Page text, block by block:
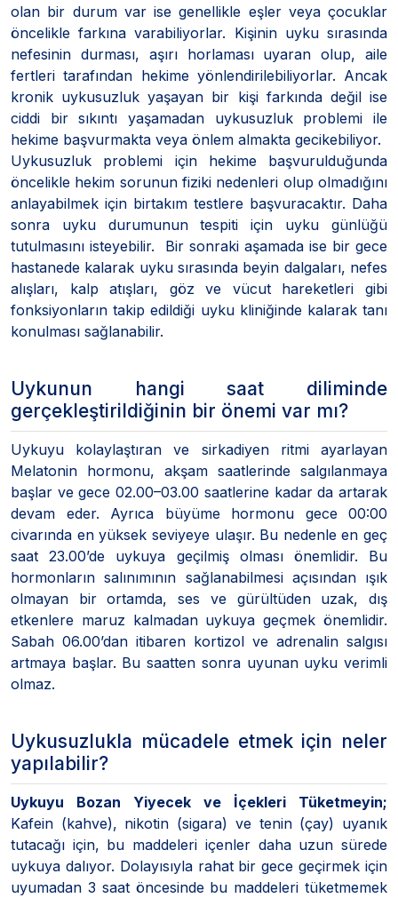
olan bir durum var ise genellikle eşler veya çocuklar
öncelikle farkına varabiliyorlar. Kişinin uyku sırasında
nefesinin durması, aşırı horlaması uyaran olup, aile
fertleri tarafından hekime yönlendirilebiliyorlar. Ancak
kronik uykusuzluk yaşayan bir kişi farkında değil ise
ciddi bir sıkıntı yaşamadan uykusuzluk problemi ile
hekime başvurmakta veya önlem almakta gecikebiliyor.
Uykusuzluk problemi için hekime başvurulduğunda
öncelikle hekim sorunun fiziki nedenleri olup olmadığını
anlayabilmek için birtakım testlere başvuracaktır. Daha
sonra uyku durumunun tespiti için uyku günlüğü
tutulmasını isteyebilir. Bir sonraki aşamada ise bir gece
hastanede kalarak uyku sırasında beyin dalgaları, nefes
alışları, kalp atışları, göz ve vücut hareketleri gibi
fonksiyonların takip edildiği uyku kliniğinde kalarak tanı
konulması sağlanabilir.
Uykunun hangi saat diliminde
gerçekleştirildiğinin bir önemi var mı?
Uykuyu kolaylaştıran ve sirkadiyen ritmi ayarlayan
Melatonin hormonu, akşam saatlerinde salgılanmaya
başlar ve gece 02.00–03.00 saatlerine kadar da artarak
devam eder. Ayrıca büyüme hormonu gece 00:00
civarında en yüksek seviyeye ulaşır. Bu nedenle en geç
saat 23.00’de uykuya geçilmiş olması önemlidir. Bu
hormonların salınımının sağlanabilmesi açısından ışık
olmayan bir ortamda, ses ve gürültüden uzak, dış
etkenlere maruz kalmadan uykuya geçmek önemlidir.
Sabah 06.00’dan itibaren kortizol ve adrenalin salgısı
artmaya başlar. Bu saatten sonra uyunan uyku verimli
olmaz.
Uykusuzlukla mücadele etmek için neler
yapılabilir?
Uykuyu Bozan Yiyecek ve İçekleri Tüketmeyin;
Kafein (kahve), nikotin (sigara) ve tenin (çay) uyanık
tutacağı için, bu maddeleri içenler daha uzun sürede
uykuya dalıyor. Dolayısıyla rahat bir gece geçirmek için
uyumadan 3 saat öncesinde bu maddeleri tüketmemek